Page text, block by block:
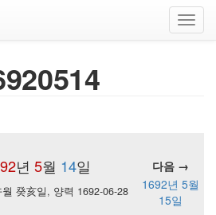
년 5월 14일
다음 →
癸亥일, 양력 1692-06-28
1692년 5월
15일